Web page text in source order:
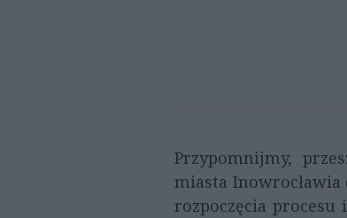
Przypomnijmy,
miasta Inowrocławia
rozpoczęcia procesu